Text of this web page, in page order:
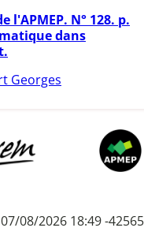
l'APMEP. N° 128. p.
dans
Georges
08/2026 18:49 -